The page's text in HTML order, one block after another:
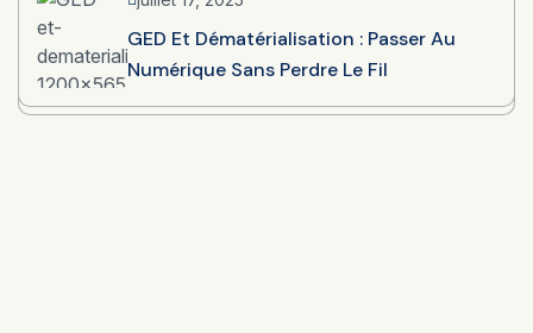
GED Et Dématérialisation : Passer Au
Numérique Sans Perdre Le Fil